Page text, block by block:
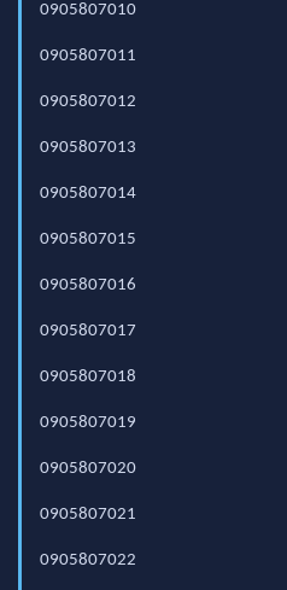
0905807010
0905807011
0905807012
0905807013
0905807014
0905807015
0905807016
0905807017
0905807018
0905807019
0905807020
0905807021
0905807022